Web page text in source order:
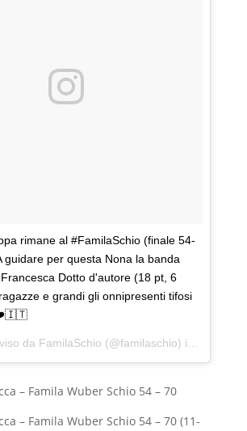
rimane al #FamilaSchio (finale 54-
guidare per questa Nona la banda
Dotto d'autore (18 pt, 6
e grandi gli onnipresenti tifosi
– Famila Wuber Schio 54 – 70
– Famila Wuber Schio 54 – 70 (11-